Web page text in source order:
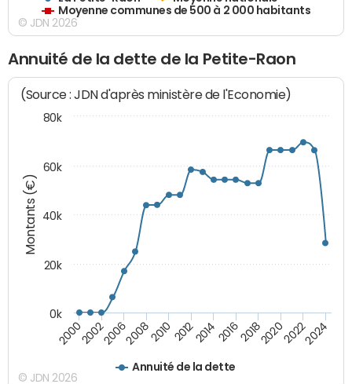
Moyenne communes de 500 à 2 000 habitants
© JDN 2026
Annuité de la dette de la Petite-Raon
Montants (€)
(Source : JDN d'après ministère de l'Economie)
Annuité de la dette
20002002200620082010 2012201420162018202020222024
0k
20k
40k
60k
80k
© JDN 2026